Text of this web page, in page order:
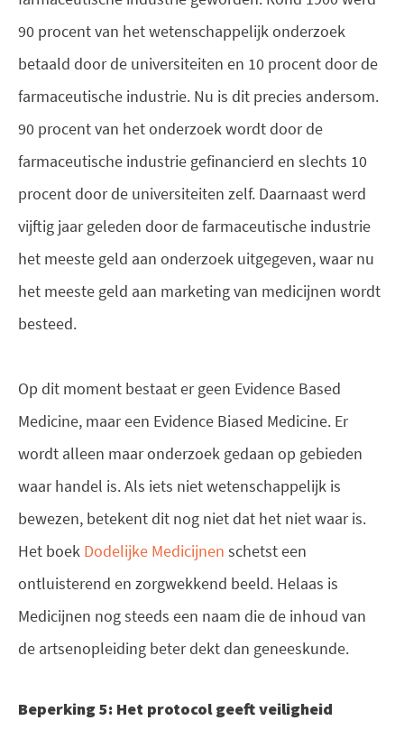
90 procent van het wetenschappelijk onderzoek
betaald door de universiteiten en 10 procent door de
farmaceutische industrie. Nu is dit precies andersom.
90 procent van het onderzoek wordt door de
farmaceutische industrie gefinancierd en slechts 10
procent door de universiteiten zelf. Daarnaast werd
vijftig jaar geleden door de farmaceutische industrie
het meeste geld aan onderzoek uitgegeven, waar nu
het meeste geld aan marketing van medicijnen wordt
besteed.
Op dit moment bestaat er geen Evidence Based
Medicine, maar een Evidence Biased Medicine. Er
wordt alleen maar onderzoek gedaan op gebieden
waar handel is. Als iets niet wetenschappelijk is
bewezen, betekent dit nog niet dat het niet waar is.
Het boek Dodelijke Medicijnen schetst een
ontluisterend en zorgwekkend beeld. Helaas is
Medicijnen nog steeds een naam die de inhoud van
de artsenopleiding beter dekt dan geneeskunde.
Beperking 5: Het protocol geeft veiligheid